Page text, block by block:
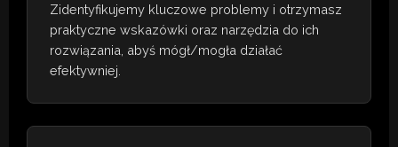
Zidentyfikujemy kluczowe problemy i otrzymasz
praktyczne wskazówki oraz narzędzia do ich
rozwiązania, abyś mógł/mogła działać
efektywniej.